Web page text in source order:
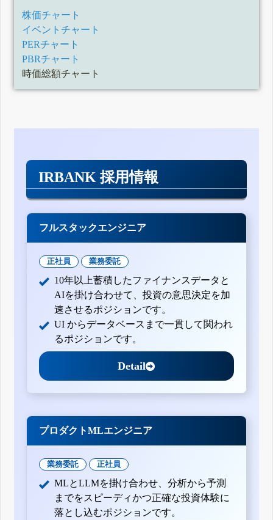
株価チャート
イベントチャート
PERチャート
PBRチャート
時価総額チャート
IRBANK 採用情報
フルスタックエンジニア
正社員 業務委託
10年以上蓄積したファイナンスデータと
AIを掛け合わせて、投資の意思決定を加
速させるポジションです。
UI からデータベースまで一貫して関われ
るポジションです。
Detail
プロダクトMLエンジニア
業務委託 正社員
MLとLLMを掛け合わせ、分析から予測
までをスピーディかつ正確な投資体験に
落とし込むポジションです。